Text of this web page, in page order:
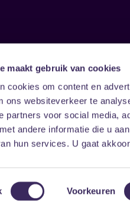
maakt gebruik van cookies
cookies om content en
ons websiteverkeer te
partners voor social media,
andere informatie die u
hun services. U gaat
Voorkeuren